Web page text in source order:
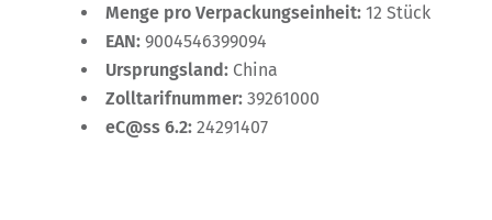
Menge pro Verpackungseinheit: 12 Stück
EAN: 9004546399094
Ursprungsland: China
Zolltarifnummer: 39261000
eC@ss 6.2: 24291407